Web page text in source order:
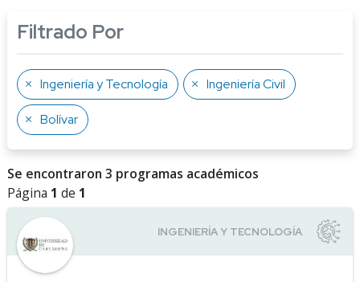
Filtrado Por
Ingeniería y Tecnología Ingeniería Civil
Bolívar
Se encontraron 3 programas académicos
Página 1 de 1